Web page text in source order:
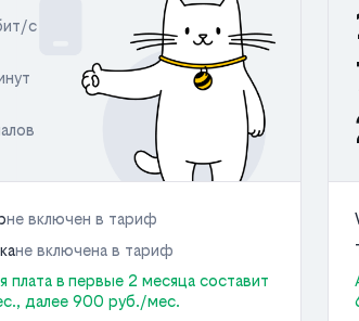
с
не включен в тариф
не включена в тариф
плата в первые 2 месяца составит
далее 900 руб./мес.